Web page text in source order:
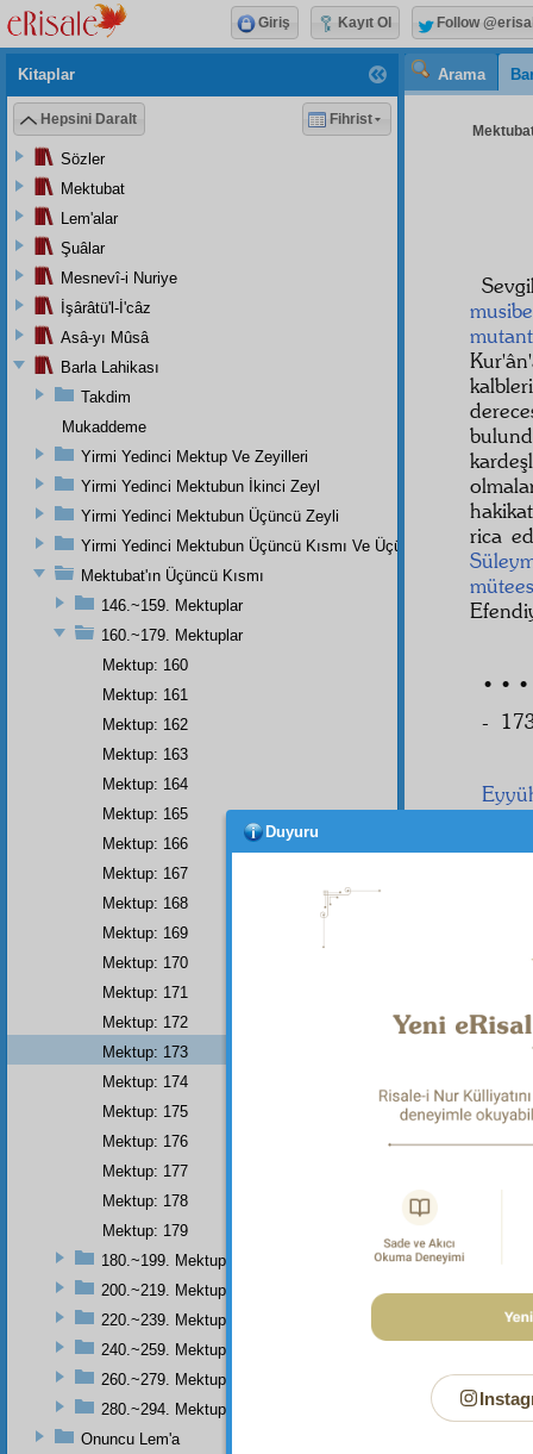
Arama
rica
• • •
-
Dellâl-
Bu
Kitaplar
Hepsini Daralt Fihrist
Sözler
Mektubat
Lem'alar
Şuâlar
Mesnevî-i Nuriye
İşârâtü'l-İ'câz
Asâ-yı Mûsâ
Barla Lahikası
Takdim
Mukaddeme
Yirmi Yedinci Mektup Ve Zeyilleri
Yirmi Yedinci Mektubun İkinci Zeyl
Yirmi Yedinci Mektubun Üçüncü Zeyli
Yirmi Yedinci Mektubun Üçüncü Kısmı Ve Üçüncü Zeylin
Mektubat'ın Üçüncü Kısmı
146.~159. Mektuplar
160.~179. Mektuplar
Mektup: 160
Mektup: 161
Mektup: 162
Mektup: 163
Mektup: 164
Mektup: 165
Mektup: 166
Mektup: 167
Mektup: 168
Mektup: 169
Mektup: 170
Mektup: 171
Mektup: 172
Mektup: 173
Mektup: 174
Mektup: 175
Mektup: 176
Mektup: 177
Mektup: 178
Mektup: 179
180.~199. Mektuplar
200.~219. Mektuplar
220.~239. Mektuplar
240.~259. Mektuplar
260.~279. Mektuplar
280.~294. Mektuplar
Onuncu Lem'a
Giriş Kayıt Ol Follow
Duyuru